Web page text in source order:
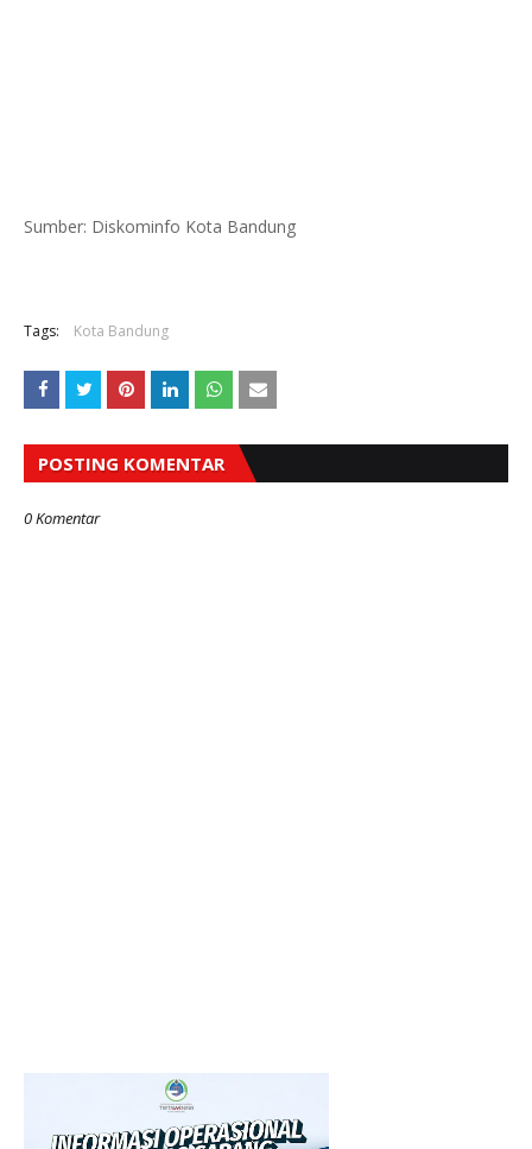
Sumber: Diskominfo Kota Bandung
Tags: Kota Bandung
POSTING KOMENTAR
0 Komentar